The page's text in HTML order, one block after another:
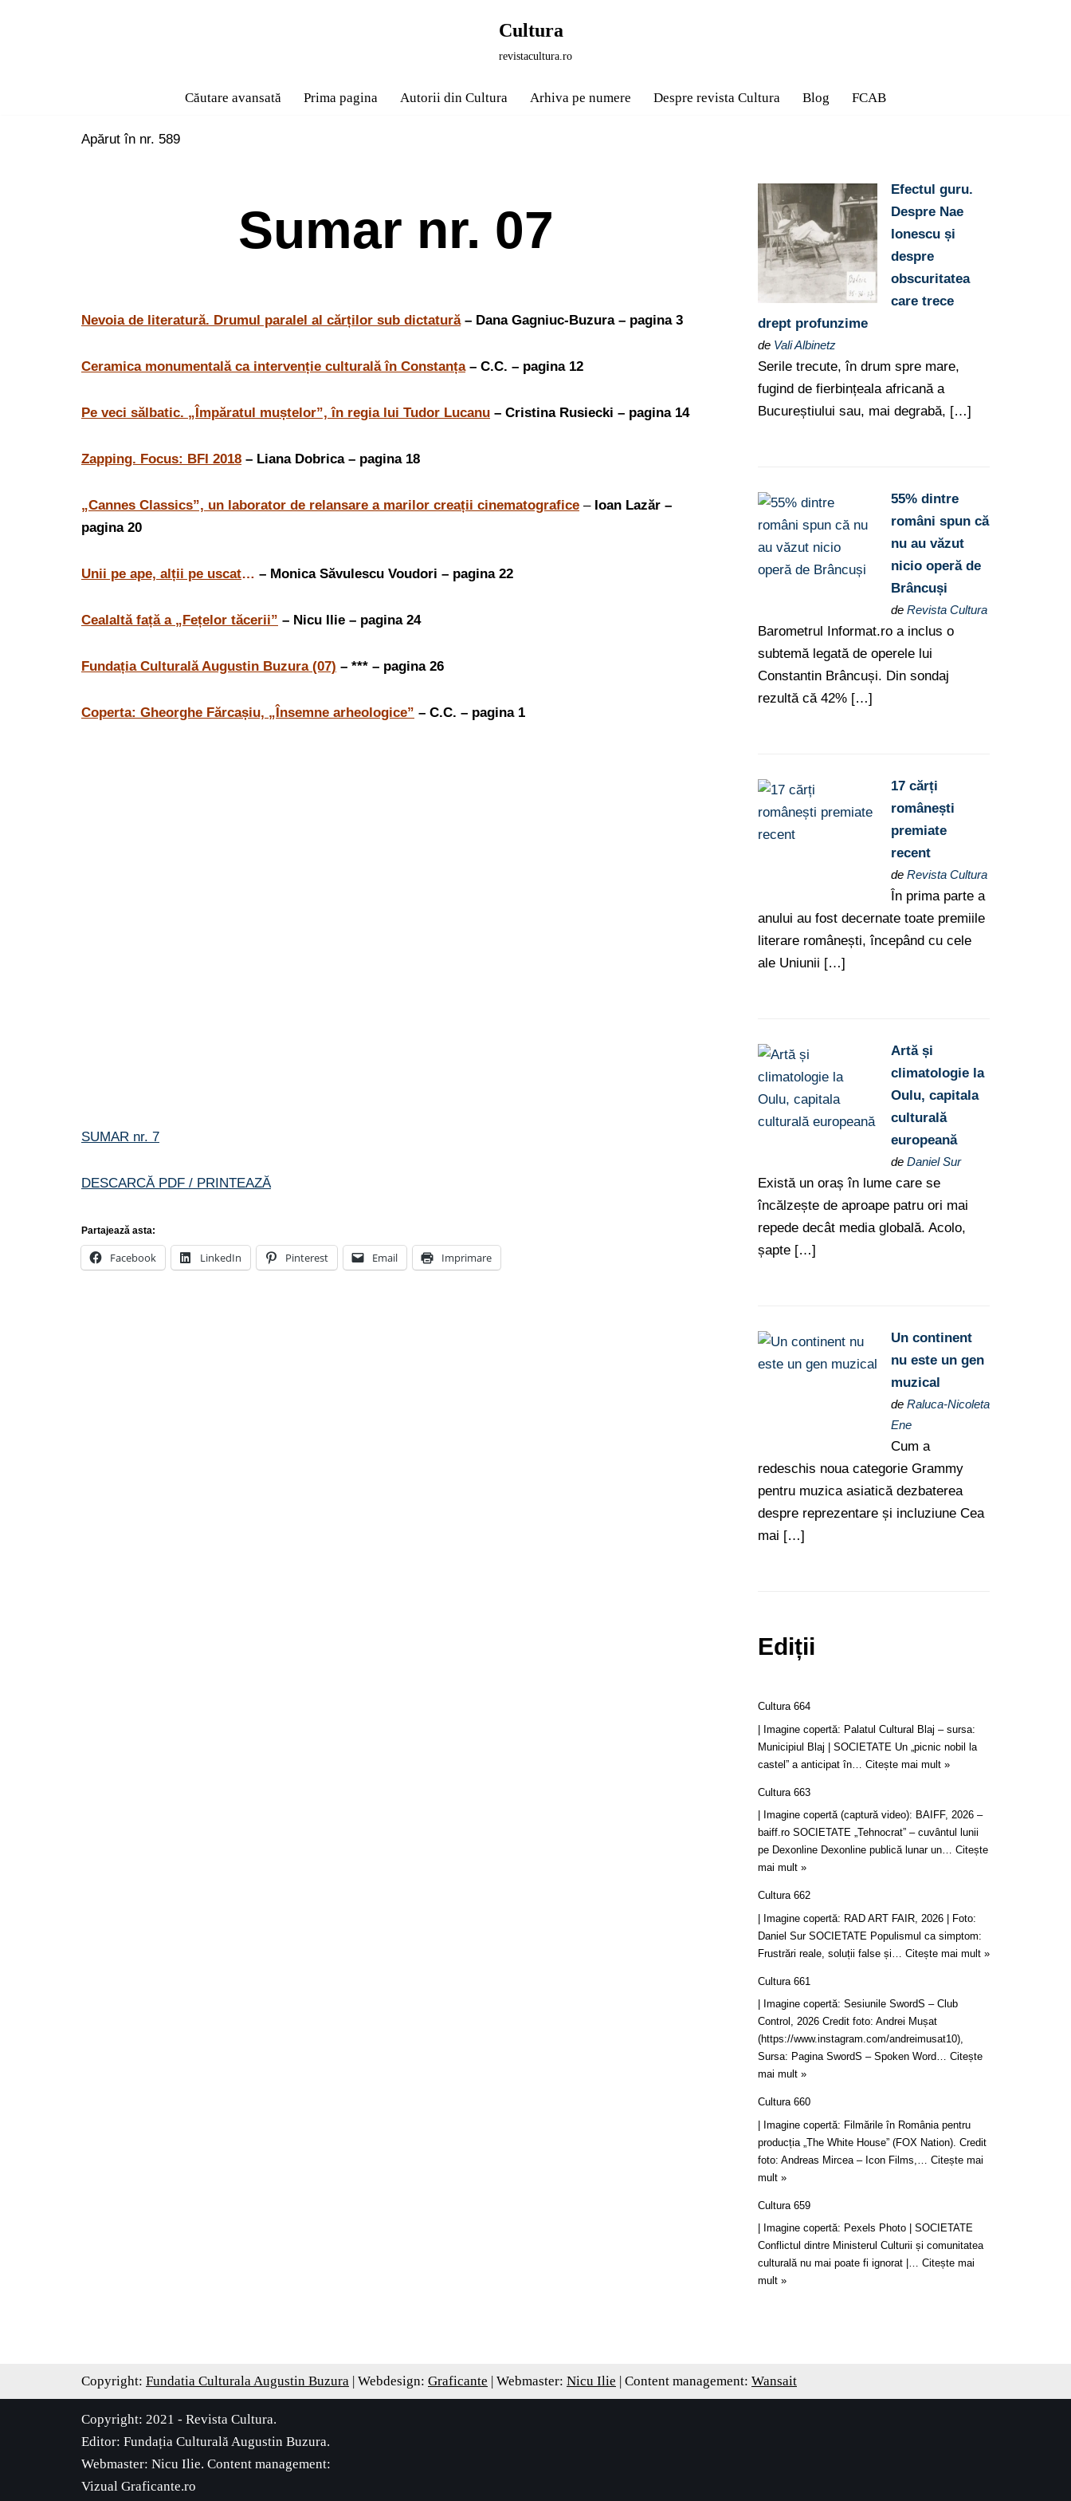
Cultura
revistacultura.ro
Căutare avansată Prima pagina Autorii din Cultura Arhiva pe numere Despre revista Cultura Blog FCAB
Apărut în nr. 589
Sumar nr. 07
Nevoia de literatură. Drumul paralel al cărților sub dictatură– Dana Gagniuc-Buzura – pagina 3
Ceramica monumentală ca intervenție culturală în Constanța – C.C. – pagina 12
Pe veci sălbatic. „Împăratul muștelor”, în regia lui Tudor Lucanu – Cristina Rusiecki – pagina 14
Zapping. Focus: BFI 2018 – Liana Dobrica – pagina 18
„Cannes Classics”, un laborator de relansare a marilor creații cinematografice – Ioan Lazăr –
pagina 20
Unii pe ape, alții pe uscat… – Monica Săvulescu Voudori – pagina 22
Cealaltă față a „Fețelor tăcerii” – Nicu Ilie – pagina 24
Fundația Culturală Augustin Buzura (07) – *** – pagina 26
Coperta: Gheorghe Fărcașiu, „Însemne arheologice” – C.C. – pagina 1
SUMAR nr. 7
DESCARCĂ PDF / PRINTEAZĂ
Partajează asta:
Facebook LinkedIn Pinterest Email Imprimare
Efectul guru.
Despre Nae
Ionescu și
despre
obscuritatea
care trece
drept profunzime
de Vali Albinetz
Serile trecute, în drum spre mare,
fugind de fierbințeala africană a
Bucureștiului sau, mai degrabă, […]
55% dintre
români spun că
nu au văzut
nicio operă de
Brâncuși
de Revista Cultura
Barometrul Informat.ro a inclus o
subtemă legată de operele lui
Constantin Brâncuși. Din sondaj
rezultă că 42% […]
17 cărți
românești
premiate
recent
de Revista Cultura
În prima parte a
anului au fost decernate toate premiile
literare românești, începând cu cele
ale Uniunii […]
Artă și
climatologie la
Oulu, capitala
culturală
europeană
de Daniel Sur
Există un oraș în lume care se
încălzește de aproape patru ori mai
repede decât media globală. Acolo,
șapte […]
Un continent
nu este un gen
muzical
de Raluca-Nicoleta
Ene
Cum a
redeschis noua categorie Grammy
pentru muzica asiatică dezbaterea
despre reprezentare și incluziune Cea
mai […]
Ediții
Cultura 664
| Imagine copertă: Palatul Cultural Blaj – sursa:
Municipiul Blaj | SOCIETATE Un „picnic nobil la
castel” a anticipat în… Citește mai mult »
Cultura 663
| Imagine copertă (captură video): BAIFF, 2026 –
baiff.ro SOCIETATE „Tehnocrat” – cuvântul lunii
pe Dexonline Dexonline publică lunar un… Citește
mai mult »
Cultura 662
| Imagine copertă: RAD ART FAIR, 2026 | Foto:
Daniel Sur SOCIETATE Populismul ca simptom:
Frustrări reale, soluții false și… Citește mai mult »
Cultura 661
| Imagine copertă: Sesiunile SwordS – Club
Control, 2026 Credit foto: Andrei Mușat
(https://www.instagram.com/andreimusat10),
Sursa: Pagina SwordS – Spoken Word… Citește
mai mult »
Cultura 660
| Imagine copertă: Filmările în România pentru
producția „The White House” (FOX Nation). Credit
foto: Andreas Mircea – Icon Films,… Citește mai
mult »
Cultura 659
| Imagine copertă: Pexels Photo | SOCIETATE
Conflictul dintre Ministerul Culturii și comunitatea
culturală nu mai poate fi ignorat |… Citește mai
mult »
Copyright: Fundatia Culturala Augustin Buzura | Webdesign: Graficante | Webmaster: Nicu Ilie | Content management: Wansait
Copyright: 2021 - Revista Cultura.
Editor: Fundația Culturală Augustin Buzura.
Webmaster: Nicu Ilie. Content management:
Vizual Graficante.ro